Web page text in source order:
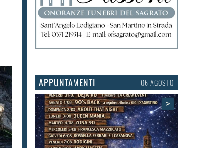
APPUNTAMENTI 03 AGOSTO
>